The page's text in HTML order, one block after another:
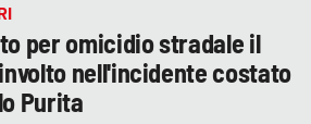
per omicidio stradale il
nell'incidente costato
Purita